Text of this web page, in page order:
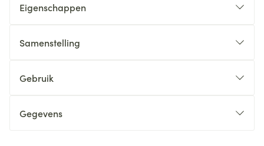
Eigenschappen
Samenstelling
Gebruik
Gegevens